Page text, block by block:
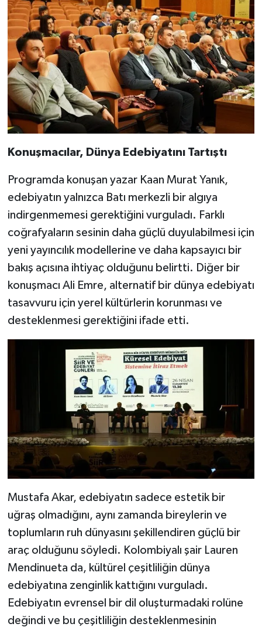
Konuşmacılar, Dünya Edebiyatını Tartıştı
Programda konuşan yazar Kaan Murat Yanık,
edebiyatın yalnızca Batı merkezli bir algıya
indirgenmemesi gerektiğini vurguladı. Farklı
coğrafyaların sesinin daha güçlü duyulabilmesi için
yeni yayıncılık modellerine ve daha kapsayıcı bir
bakış açısına ihtiyaç olduğunu belirtti. Diğer bir
konuşmacı Ali Emre, alternatif bir dünya edebiyatı
tasavvuru için yerel kültürlerin korunması ve
desteklenmesi gerektiğini ifade etti.
Mustafa Akar, edebiyatın sadece estetik bir
uğraş olmadığını, aynı zamanda bireylerin ve
toplumların ruh dünyasını şekillendiren güçlü bir
araç olduğunu söyledi. Kolombiyalı şair Lauren
Mendinueta da, kültürel çeşitliliğin dünya
edebiyatına zenginlik kattığını vurguladı.
Edebiyatın evrensel bir dil oluşturmadaki rolüne
değindi ve bu çeşitliliğin desteklenmesinin